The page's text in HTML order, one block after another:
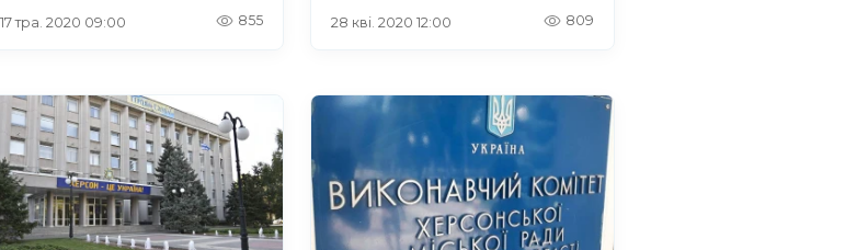
17 тра. 2020 09:00 855 28 кві. 2020 12:00 809